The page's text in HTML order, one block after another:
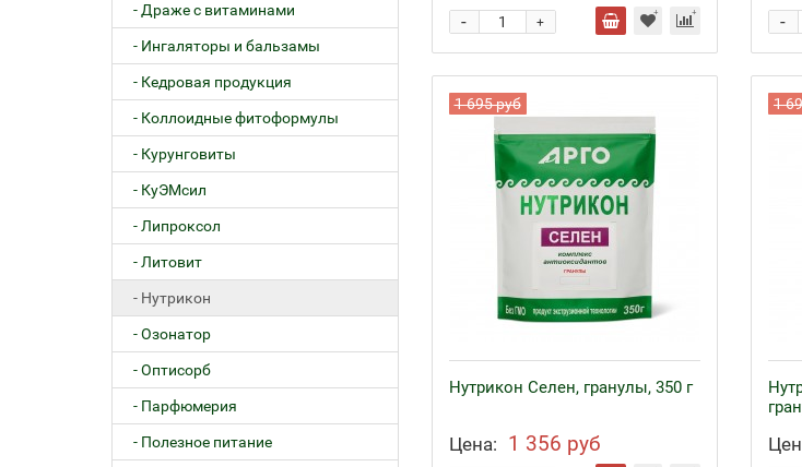
- Драже с витаминами
- Ингаляторы и бальзамы
- Кедровая продукция
- Коллоидные фитоформулы
- Курунговиты
- КуЭМсил
- Липроксол
- Литовит
- Нутрикон
- Озонатор
- Оптисорб
- Парфюмерия
- Полезное питание
+
- -
1 695 руб
Нутрикон Селен, гранулы, 350 г
Цена: 1 356 руб
1